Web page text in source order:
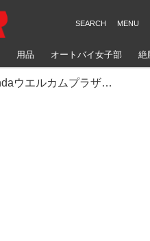
用品 オートバイ女子部 絶
「Hondaウエルカムプラザ青山」のイメージが一新！ 1月18日（土）にリニューアルオープン